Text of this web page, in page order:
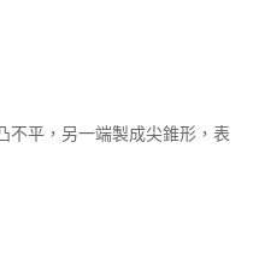
不平，另一端製成尖錐形，表